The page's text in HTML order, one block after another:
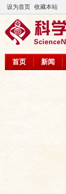
设为首页 收藏本站
首页 新闻